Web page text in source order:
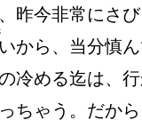
昨今非常にさ
いから、当分慎ん
冷める迄は、
ちゃう。だか